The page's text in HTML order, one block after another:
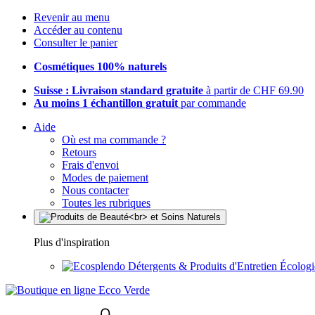
Revenir au menu
Accéder au contenu
Consulter le panier
Cosmétiques 100% naturels
Suisse : Livraison standard gratuite à partir de CHF 69.90
Au moins 1 échantillon gratuit par commande
Aide
Où est ma commande ?
Retours
Frais d'envoi
Modes de paiement
Nous contacter
Toutes les rubriques
Plus d'inspiration
Détergents & Produits d'Entretien